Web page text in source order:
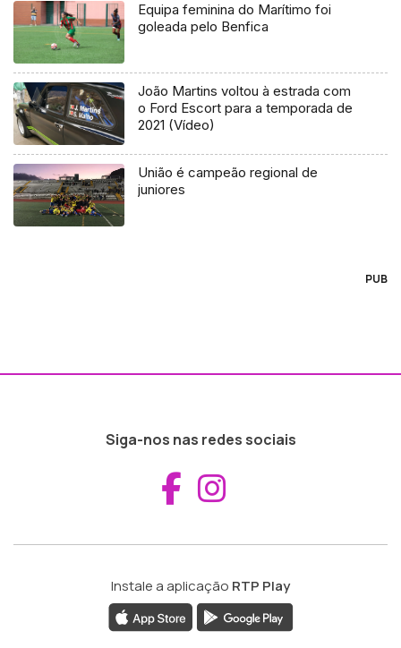
Equipa feminina do Marítimo foi
goleada pelo Benfica
João Martins voltou à estrada com
o Ford Escort para a temporada de
2021 (Vídeo)
União é campeão regional de
juniores
PUB
Siga-nos nas redes sociais
Aceder ao
Instale a aplicação RTP Play